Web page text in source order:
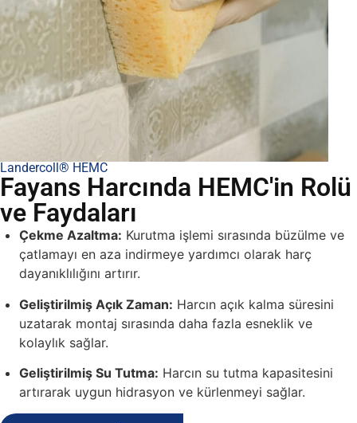
Landercoll® HEMC
Fayans Harcında HEMC'in Rolü
ve Faydaları
Çekme Azaltma: Kurutma işlemi sırasında büzülme ve
çatlamayı en aza indirmeye yardımcı olarak harç
dayanıklılığını artırır.
Geliştirilmiş Açık Zaman: Harcın açık kalma süresini
uzatarak montaj sırasında daha fazla esneklik ve
kolaylık sağlar.
Geliştirilmiş Su Tutma: Harcın su tutma kapasitesini
artırarak uygun hidrasyon ve kürlenmeyi sağlar.